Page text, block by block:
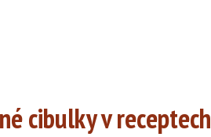
cibulky v receptech